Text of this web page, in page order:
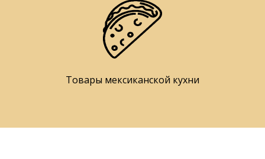
Товары мексиканской кухни